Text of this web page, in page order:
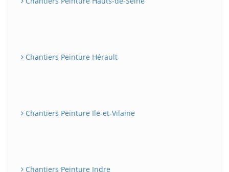
Chantiers Peinture Hérault
Chantiers Peinture Ile-et-Vilaine
Chantiers Peinture Indre